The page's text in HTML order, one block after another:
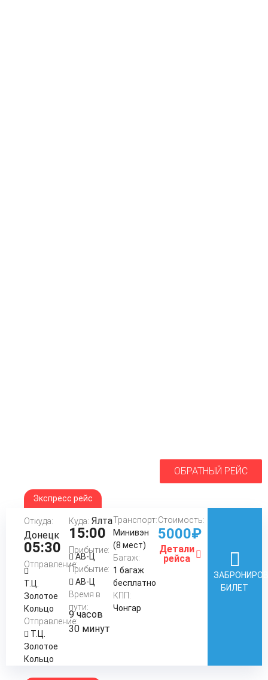
ОБРАТНЫЙ РЕЙС
Экспресс рейс
Откуда:
Донецк
05:30
Отправление:
Т.Ц.
Золотое
Кольцо
Отправление:
Т.Ц.
Золотое
Кольцо
Куда: Ялта
15:00
Прибытие:
АВ-Ц
Прибытие:
АВ-Ц
Время в
пути:
9 часов
30 минут
Транспорт:
Минивэн
(8 мест)
Багаж:
1 багаж
бесплатно
КПП:
Чонгар
Стоимость:
5000₽
Детали
рейса
БИЛЕТ